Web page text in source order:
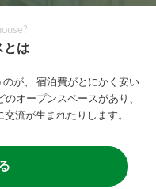
とは
が、
宿泊費がとにかく安い
オープンスペースがあり、
流が生まれたりします。